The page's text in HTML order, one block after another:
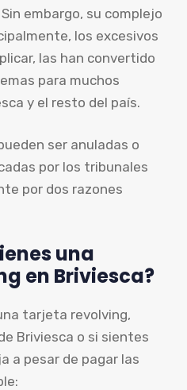
embargo, su complejo
los excesivos
las han convertido
para muchos
y el resto del país.
ser anuladas o
por los tribunales
por dos razones
una
en Briviesca?
tarjeta revolving,
Briviesca o si sientes
a pesar de pagar las